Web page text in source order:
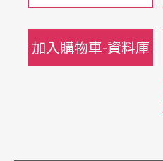
加入購物車-資料庫